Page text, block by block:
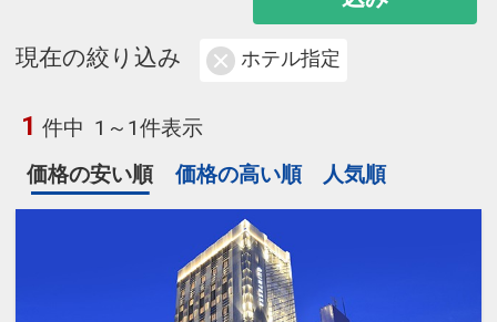
現在の絞り込み ホテル指定
1 件中 1～1件表示
価格の安い順
価格の高い順 人気順